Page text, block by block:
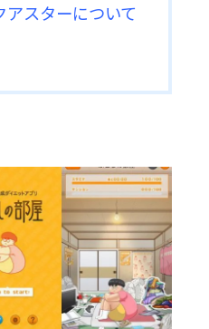
アスターについて